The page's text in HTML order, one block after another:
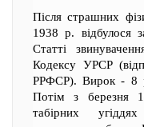
Після страшних
1938 р. відбулося
Статті
Кодексу УРСР
РРФСР). Вирок - 8
Потім з березня
табірних